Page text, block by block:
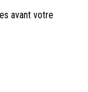
avant votre